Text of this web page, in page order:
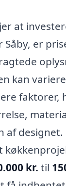
at
Såby, er
kan
faktorer,
af designet.
kr. til